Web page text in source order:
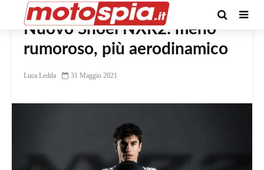
Nuovo Shoei NXR2: meno
rumoroso, più aerodinamico
Luca Ledda 31 Maggio 2021